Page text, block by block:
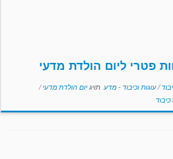
פטרי ליום הולדת מדעי
/עוגות וכיבוד - מדע תויגיום הולדת מדעי/
כיבוד